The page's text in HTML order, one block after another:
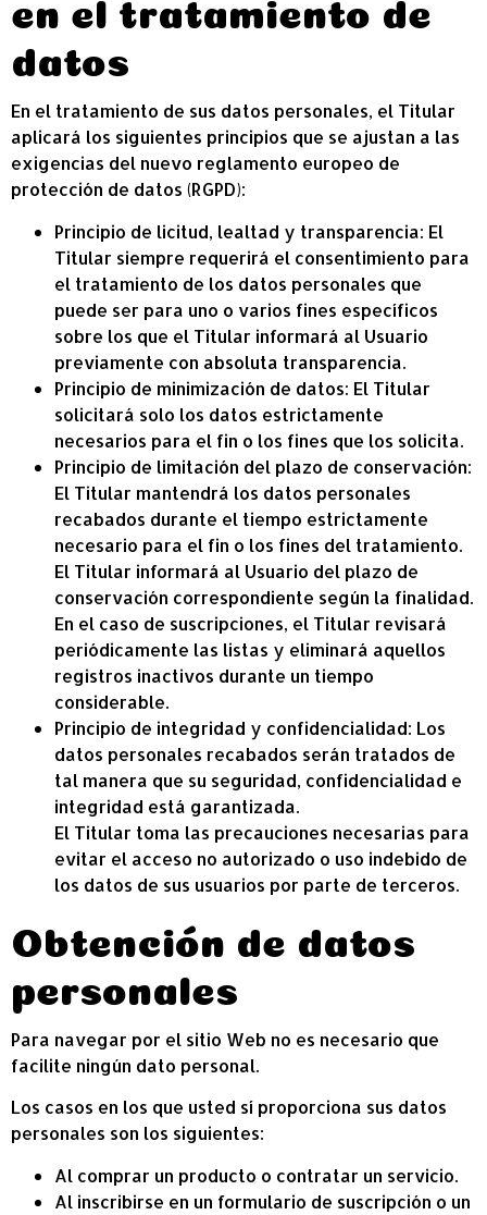
en el tratamiento de
datos
En el tratamiento de sus datos personales, el Titular
aplicará los siguientes principios que se ajustan a las
exigencias del nuevo reglamento europeo de
protección de datos (RGPD):
Principio de licitud, lealtad y transparencia: El
Titular siempre requerirá el consentimiento para
el tratamiento de los datos personales que
puede ser para uno o varios fines específicos
sobre los que el Titular informará al Usuario
previamente con absoluta transparencia.
Principio de minimización de datos: El Titular
solicitará solo los datos estrictamente
necesarios para el fin o los fines que los solicita.
Principio de limitación del plazo de conservación:
El Titular mantendrá los datos personales
recabados durante el tiempo estrictamente
necesario para el fin o los fines del tratamiento.
El Titular informará al Usuario del plazo de
conservación correspondiente según la finalidad.
En el caso de suscripciones, el Titular revisará
periódicamente las listas y eliminará aquellos
registros inactivos durante un tiempo
considerable.
Principio de integridad y confidencialidad: Los
datos personales recabados serán tratados de
tal manera que su seguridad, confidencialidad e
integridad está garantizada.
El Titular toma las precauciones necesarias para
evitar el acceso no autorizado o uso indebido de
los datos de sus usuarios por parte de terceros.
Obtención de datos
personales
Para navegar por el sitio Web no es necesario que
facilite ningún dato personal.
Los casos en los que usted sí proporciona sus datos
personales son los siguientes:
Al comprar un producto o contratar un servicio.
Al inscribirse en un formulario de suscripción o un